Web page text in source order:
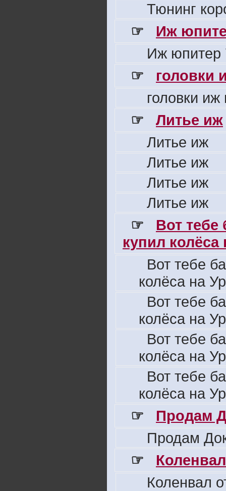
Тюнинг
☞
Иж
Иж юпитер
☞
головки
головки
☞
Литье иж
Литье иж
Литье иж
Литье иж
Литье иж
☞
Вот
купил колёса
Вот тебе
колёса на
Вот тебе
колёса на
Вот тебе
колёса на
Вот тебе
колёса на
☞
Продам
Продам
☞
Коленвал